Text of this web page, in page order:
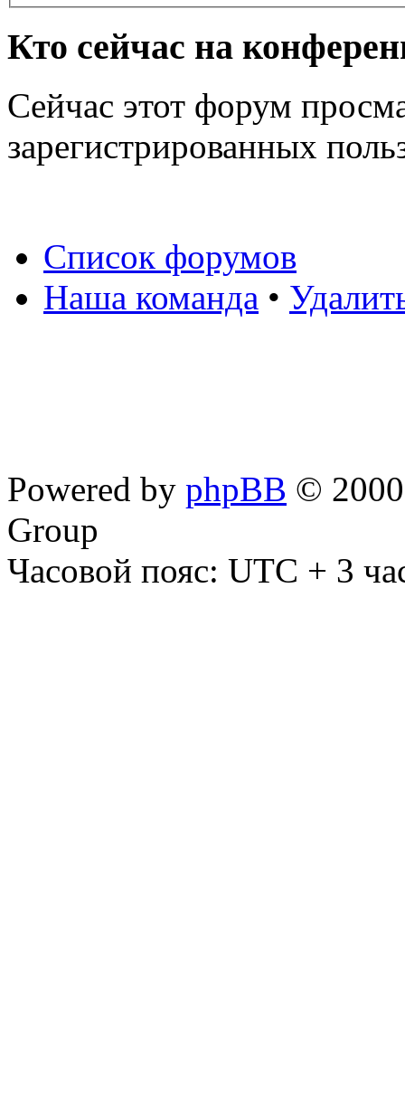
Кто сейчас на
Сейчас этот форум
зарегистрированных
Список форумов
Наша команда •
Powered by phpBB ©
Group
Часовой пояс: UTC + 3